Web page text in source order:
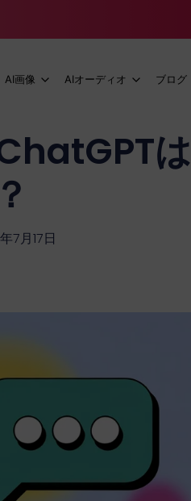
AI画像 AIオーディオ ブログ
は
7月17日